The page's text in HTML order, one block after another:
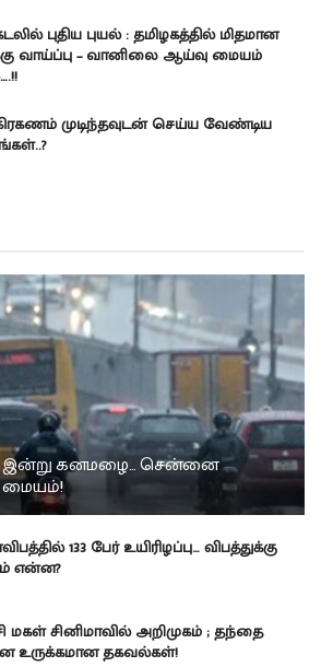
புதிய புயல் : தமிழகத்தில் மிதமான
வாய்ப்பு – வானிலை ஆய்வு மையம்
முடிந்தவுடன் செய்ய வேண்டிய
இன்று கனமழை… சென்னை
133 பேர் உயிரிழப்பு… விபத்துக்கு
என்ன?
மகள் சினிமாவில் அறிமுகம் ; தந்தை
தகவல்கள்!